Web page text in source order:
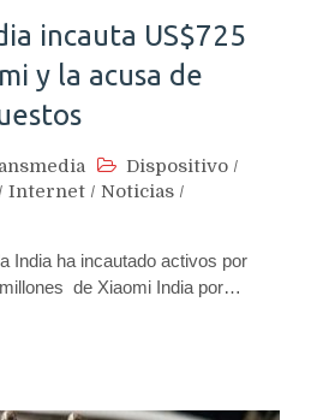
incauta US$725
y la acusa de
Dispositivo /
/ Internet / Noticias /
India ha incautado activos por
de Xiaomi India por…